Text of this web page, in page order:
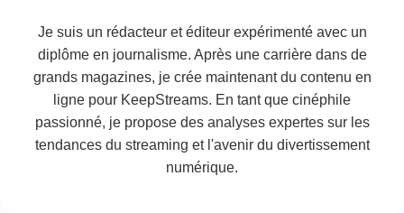
Je suis un rédacteur et éditeur expérimenté avec un
diplôme en journalisme. Après une carrière dans de
grands magazines, je crée maintenant du contenu en
ligne pour KeepStreams. En tant que cinéphile
passionné, je propose des analyses expertes sur les
tendances du streaming et l'avenir du divertissement
numérique.